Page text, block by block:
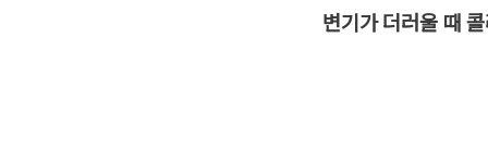
변기가 더러울 때